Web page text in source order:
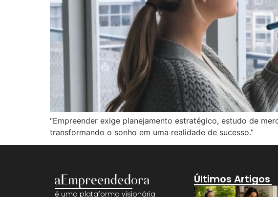
“Empreender exige planejamento estratégico, estudo de
transformando o sonho em uma realidade de sucesso.”
é uma plataforma visionária
Últimos Artigos